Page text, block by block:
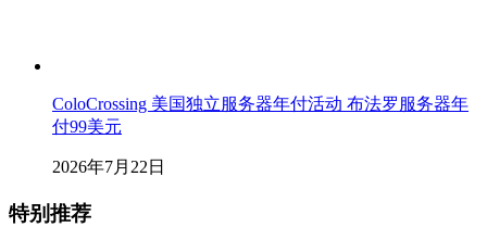
ColoCrossing 美国独立服务器年付活动 布法罗服务器年
付99美元
2026年7月22日
特别推荐